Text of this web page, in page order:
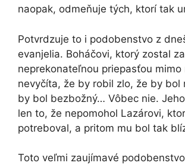
naopak, odmeňuje tých, ktorí tak
Potvrdzuje to i podobenstvo z
evanjelia. Boháčovi, ktorý zostal za
neprekonateľnou priepasťou mimo
nevyčíta, že by robil zlo, že by bol
by bol bezbožný… Vôbec nie.
len to, že nepomohol Lazárovi,
potreboval, a pritom mu bol tak
Toto veľmi zaujímavé